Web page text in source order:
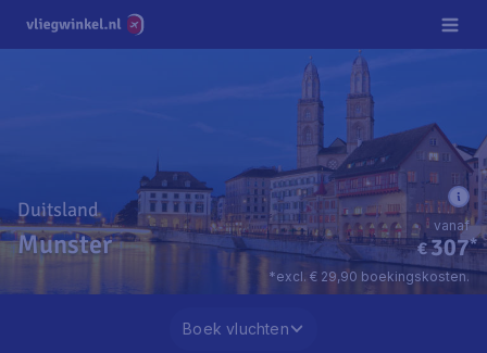
Duitsland
Munster €307*
vanaf
*excl. € 29,90 boekingskosten.
Boek vluchten